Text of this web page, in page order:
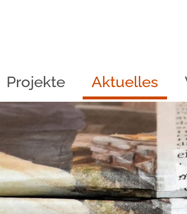
Projekte Aktuelles